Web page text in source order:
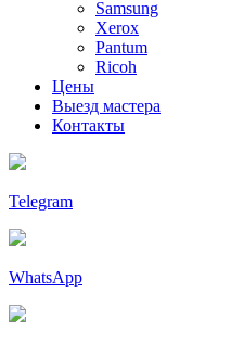
Samsung
Xerox
Pantum
Ricoh
Цены
Выезд мастера
Контакты
Telegram
WhatsApp